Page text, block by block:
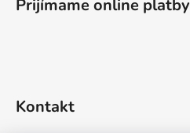
Prijímame online platby
Kontakt